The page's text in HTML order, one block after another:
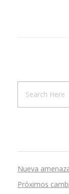
Nueva
Próximos